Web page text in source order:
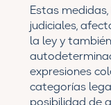
Estas
judiciales,
la ley y
expresiones
categorías